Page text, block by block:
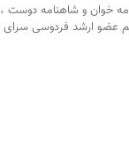
خوان و شاهنامه دوست ،
نظر استاد امیر صادقی درس میگیرم و روی شاهنامه کار و